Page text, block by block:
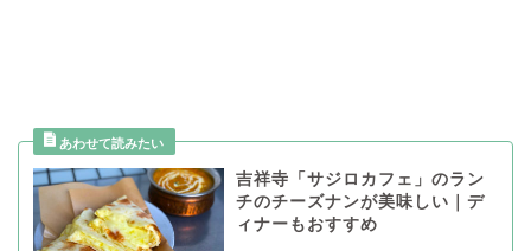
吉祥寺「サジロカフェ」のラン
チのチーズナンが美味しい｜デ
ィナーもおすすめ